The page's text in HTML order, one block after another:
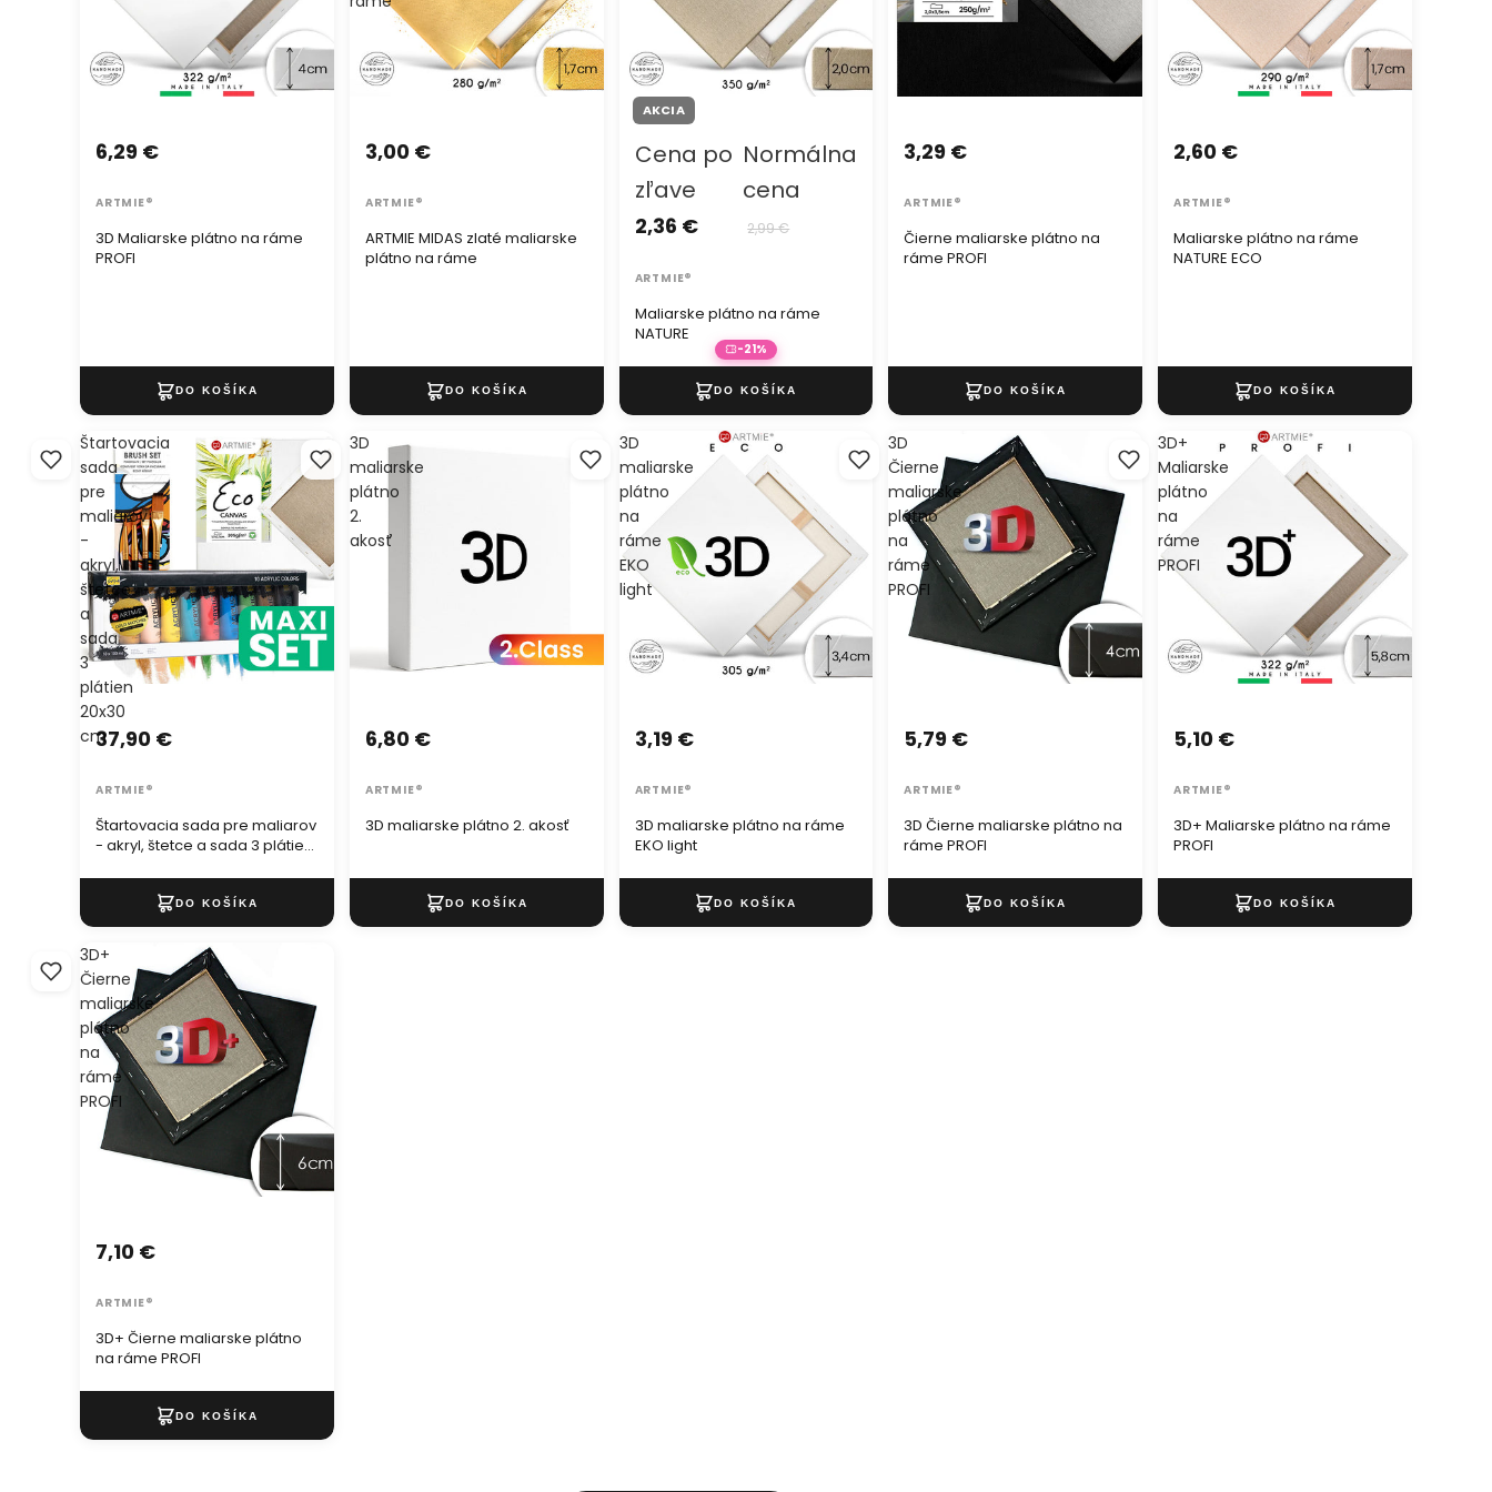
3D Maliarske plátno na ráme
PROFI
6,29 €
ARTMIE®
ARTMIE MIDAS zlaté maliarske
plátno na ráme
3,00 €
ARTMIE®
AKCIA
Maliarske plátno na ráme
NATURE
Cena po
zľave
2,36 €
Normálna
cena
2,99 €
ARTMIE®
-21%
Čierne maliarske plátno na
ráme PROFI
3,29 €
ARTMIE®
Maliarske plátno na ráme
NATURE ECO
2,60 €
ARTMIE®
Štartovacia
sada
pre
maliarov
-
akryl,
štetce
a
sada
3
plátien
20x30
cm
Štartovacia sada pre maliarov
- akryl, štetce a sada 3 plátien
37,90 €
ARTMIE®
3D
maliarske
plátno
2.
akosť
3D maliarske plátno 2. akosť
6,80 €
ARTMIE®
3D
maliarske
plátno
na
ráme
EKO
light
3D maliarske plátno na ráme
EKO light
3,19 €
ARTMIE®
3D
Čierne
maliarske
plátno
na
ráme
PROFI
3D Čierne maliarske plátno na
ráme PROFI
5,79 €
ARTMIE®
3D+
Maliarske
plátno
na
ráme
PROFI
3D+ Maliarske plátno na ráme
PROFI
5,10 €
ARTMIE®
3D+
Čierne
maliarske
plátno
na
ráme
PROFI
3D+ Čierne maliarske plátno
na ráme PROFI
7,10 €
ARTMIE®